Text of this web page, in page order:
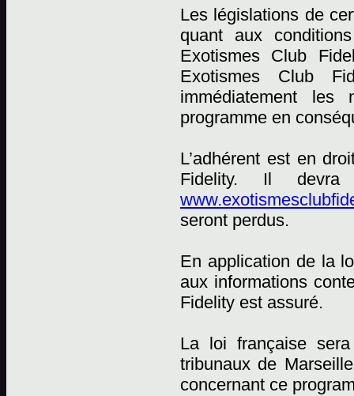
Les législations de
quant aux
Exotismes Club
Exotismes Club
immédiatement
programme en
L’adhérent est en
Fidelity. Il
seront perdus.
En application de la
aux informations
Fidelity est assuré.
La loi française
tribunaux de
concernant ce